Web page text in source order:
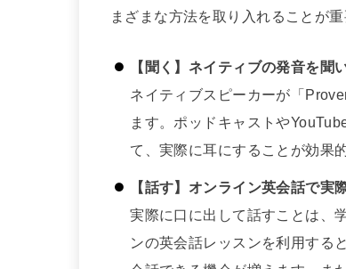
まざまな方法を取り入れることが
【聞く】ネイティブの発音を聞
ネイティブスピーカーが「
ます。ポッドキャストや
て、実際に耳にすることが効果的
【話す】オンライン英会話で実
実際に口に出して話すことは、
ンの英会話レッスンを利用する